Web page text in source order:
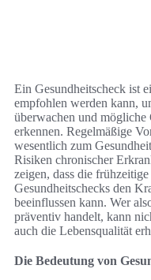
Ein Gesundheitscheck ist
empfohlen werden kann,
überwachen und mögliche
erkennen. Regelmäßige
wesentlich zum
Risiken chronischer
zeigen, dass die
Gesundheitschecks den
beeinflussen kann. Wer
präventiv handelt, kann
auch die Lebensqualität
Die Bedeutung von